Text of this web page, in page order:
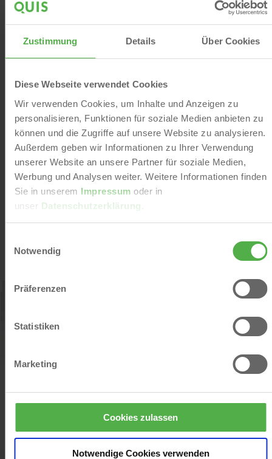
Zustimmung Details Über Cookies
Diese Webseite verwendet Cookies
Wir verwenden Cookies, um Inhalte und Anzeigen zu
personalisieren, Funktionen für soziale Medien anbieten zu
können und die Zugriffe auf unsere Website zu analysieren.
Außerdem geben wir Informationen zu Ihrer Verwendung
unserer Website an unsere Partner für soziale Medien,
Werbung und Analysen weiter. Weitere Informationen finden
Sie in unserem Impressum oder in
unser Datenschutzerklärung
Notwendig
Präferenzen
Statistiken
Marketing
Cookies zulassen
Notwendige Cookies verwenden
Portfoliosteuerung rechnet sich: wir
zeigen, wie mehr Ertrag möglich ist
bei weniger Aufwand
Agile Investitionsstrategien im
Webinar: Mehr Wert durch aktive
Mietensteuerung